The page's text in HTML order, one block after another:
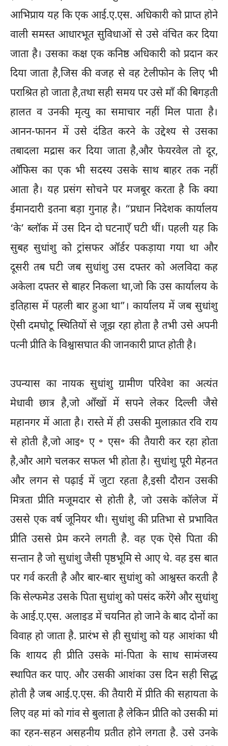
आभिप्राय यह कि एक आई.ए.एस. अधिकारी को प्राप्त होने
वाली समस्त आधारभूत सुविधाओं से उसे वंचित कर दिया
जाता है। उसका कक्ष एक कनिष्ठ अधिकारी को प्रदान कर
दिया जाता है,जिस की वजह से वह टेलीफोन के लिए भी
पराश्रित हो जाता है,तथा सही समय पर उसे माँ की बिगड़ती
हालत व उनकी मृत्यु का समाचार नहीं मिल पाता है।
आनन-फानन में उसे दंडित करने के उद्देश्य से उसका
तबादला मद्रास कर दिया जाता है,और फेयरवेल तो दूर,
ऑफिस का एक भी सदस्य उसके साथ बाहर तक नहीं
आता है। यह प्रसंग सोचने पर मजबूर करता है कि क्या
ईमानदारी इतना बड़ा गुनाह है। “प्रधान निदेशक कार्यालय
‘के’ ब्लॉक में उस दिन दो घटनाएँ घटी थीं। पहली यह कि
सुबह सुधांशु को ट्रांसफर ऑर्डर पकड़ाया गया था और
दूसरी तब घटी जब सुधांशु उस दफ्तर को अलविदा कह
अकेला दफ्तर से बाहर निकला था,जो कि उस कार्यालय के
इतिहास में पहली बार हुआ था”। कार्यालय में जब सुधांशु
ऎसी दमघोटू स्थितियों से जूझ रहा होता है तभी उसे अपनी
पत्नी प्रीति के विश्वासघात की जानकारी प्राप्त होती है।
उपन्यास का नायक सुधांशु ग्रामीण परिवेश का अत्यंत
मेधावी छात्र है,जो आँखों में सपने लेकर दिल्ली जैसे
महानगर में आता है। रास्ते में ही उसकी मुलाक़ात रवि राय
से होती है,जो आइ॰ ए ॰ एस॰ की तैयारी कर रहा होता
है,और आगे चलकर सफल भी होता है। सुधांशु पूरी मेहनत
और लगन से पढ़ाई में जुटा रहता है,इसी दौरान उसकी
मित्रता प्रीति मजूमदार से होती है, जो उसके कॉलेज में
उससे एक वर्ष जूनियर थी। सुधांशु की प्रतिभा से प्रभावित
प्रीति उससे प्रेम करने लगती है. वह एक ऎसे पिता की
सन्तान है जो सुधांशु जैसी पृष्ठभूमि से आए थे. वह इस बात
पर गर्व करती है और बार-बार सुधांशु को आश्वस्त करती है
कि सेल्फमेड उसके पिता सुधांशु को पसंद करेंगे और सुधांशु
के आई.ए.एस. अलाइड में चयनित हो जाने के बाद दोनों का
विवाह हो जाता है. प्रारंभ से ही सुधांशु को यह आशंका थी
कि शायद ही प्रीति उसके मां-पिता के साथ सामंजस्य
स्थापित कर पाए. और उसकी आशंका उस दिन सही सिद्ध
होती है जब आई.ए.एस. की तैयारी में प्रीति की सहायता के
लिए वह मां को गांव से बुलाता है लेकिन प्रीति को उसकी मां
का रहन-सहन असहनीय प्रतीत होने लगता है. उसे उनके